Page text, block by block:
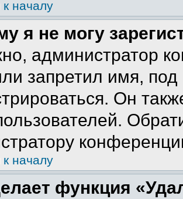
началу
я не могу
администратор
запретил имя,
Он
началу
функция